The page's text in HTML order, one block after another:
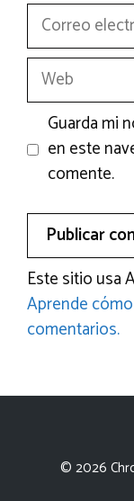
Correo
electrónico
Web
Guarda mi
en este
comente.
Este sitio usa
Aprende
comentarios.
© 2026